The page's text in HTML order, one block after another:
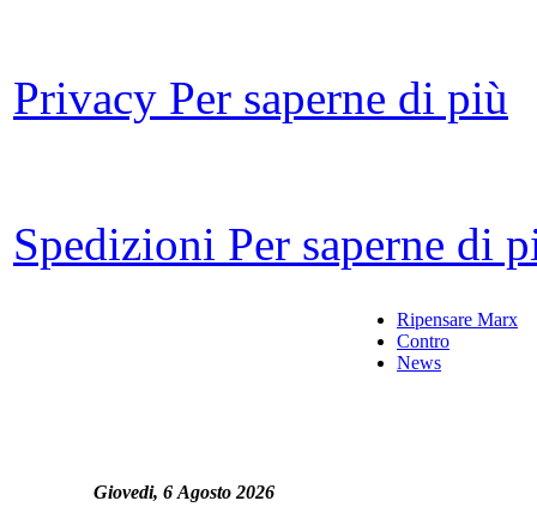
Privacy Per saperne di più
Spedizioni Per saperne di
Giovedi, 6 Agosto 2026
Ripensare Marx
Contro
News